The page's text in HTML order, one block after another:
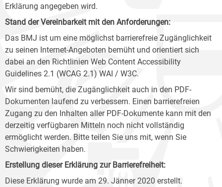
Erklärung angegeben wird.
Stand der Vereinbarkeit mit den Anforderungen:
Das BMJ ist um eine möglichst barrierefreie Zugänglichkeit
zu seinen Internet-Angeboten bemüht und orientiert sich
dabei an den Richtlinien Web Content Accessibility
Guidelines 2.1 (WCAG 2.1) WAI / W3C.
Wir sind bemüht, die Zugänglichkeit auch in den PDF-
Dokumenten laufend zu verbessern. Einen barrierefreien
Zugang zu den Inhalten aller PDF-Dokumente kann mit den
derzeitig verfügbaren Mitteln noch nicht vollständig
ermöglicht werden. Bitte teilen Sie uns mit, wenn Sie
Schwierigkeiten haben.
Erstellung dieser Erklärung zur Barrierefreiheit:
Diese Erklärung wurde am 29. Jänner 2020 erstellt.